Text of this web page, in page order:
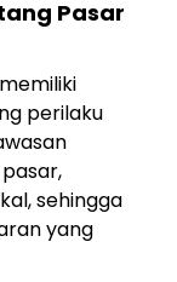
Pasar
perilaku
sehingga
yang